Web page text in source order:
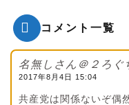
コメント一覧
名無しさん＠２ろぐ
2017年8月4日 15:04
共産党は関係ないぞ偶